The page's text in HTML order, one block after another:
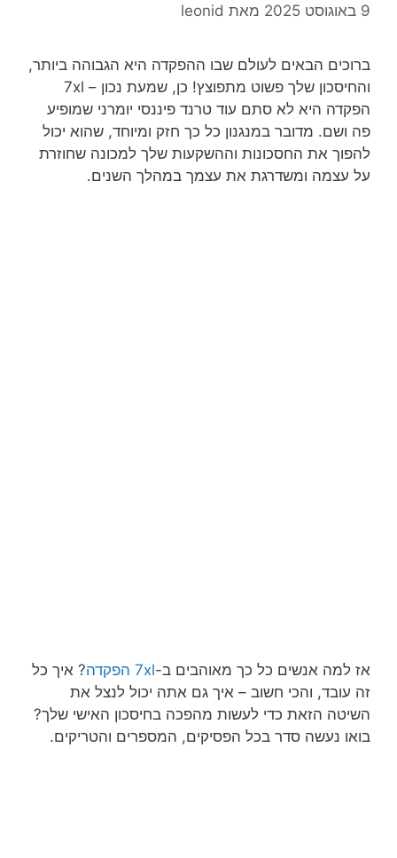
9 באוגוסט 2025 מאת leonid
ברוכים הבאים לעולם שבו ההפקדה היא הגבוהה ביותר,
והחיסכון שלך פשוט מתפוצץ! כן, שמעת נכון – 7xl
הפקדה היא לא סתם עוד טרנד פיננסי יומרני שמופיע
פה ושם. מדובר במנגנון כל כך חזק ומיוחד, שהוא יכול
להפוך את החסכונות וההשקעות שלך למכונה שחוזרת
על עצמה ומשדרגת את עצמך במהלך השנים.
אז למה אנשים כל כך מאוהבים ב-7xl הפקדה ? איך כל
זה עובד, והכי חשוב – איך גם אתה יכול לנצל את
השיטה הזאת כדי לעשות מהפכה בחיסכון האישי שלך?
בואו נעשה סדר בכל הפסיקים, המספרים והטריקים.